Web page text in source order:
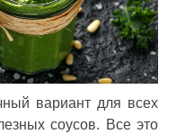
вариант для всех
соусов. Все это